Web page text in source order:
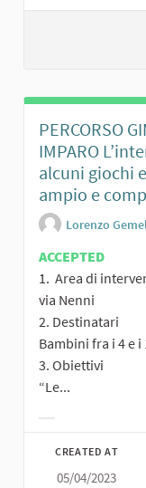
PERCORSO
IMPARO
alcuni giochi
ampio e
Lorenzo
ACCEPTED
1. Area di
via Nenni
2. Destinatari
Bambini fra i 4 e i
3. Obiettivi
“Le...
CREATED AT
05/04/2023